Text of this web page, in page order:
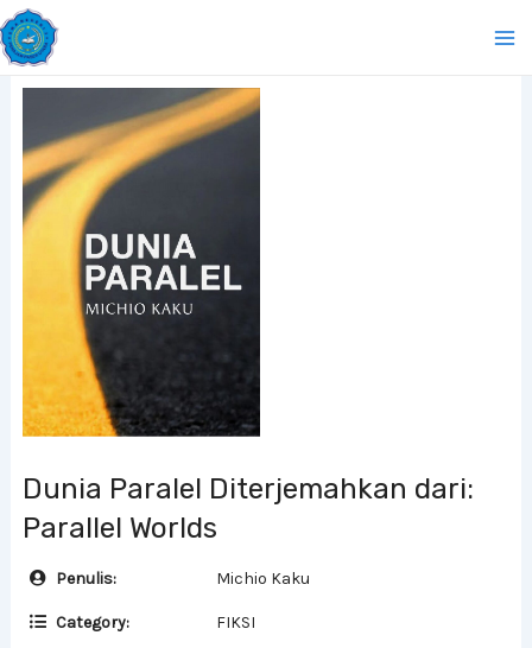
Lewati
ke
konten
Dunia Paralel Diterjemahkan dari:
Parallel Worlds
Penulis: Michio Kaku
Category: FIKSI